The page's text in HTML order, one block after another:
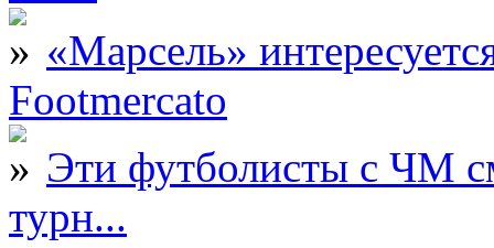
«Марсель»
Footmercato
Эти футболисты с ЧМ
турн...